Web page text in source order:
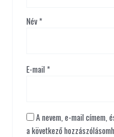
Név*
E-mail*
A nevem, e-mail címem,
a következő